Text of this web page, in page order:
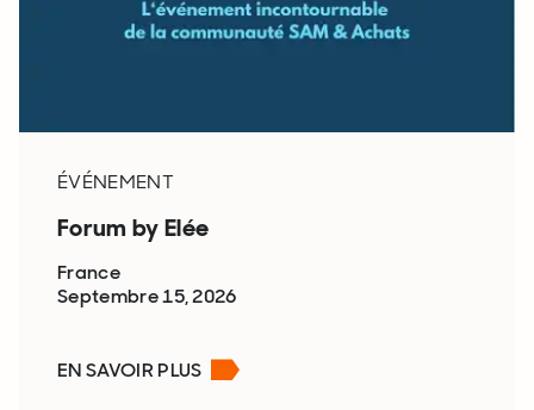
ÉVÉNEMENT
Forum by Elée
France
Septembre 15, 2026
EN SAVOIR PLUS